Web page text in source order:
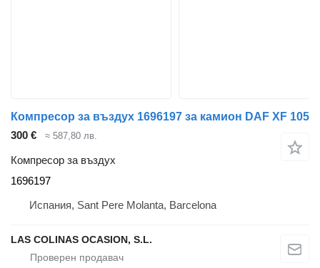
Компресор за въздух 1696197 за камион DAF XF 105
300 €
≈ 587,80 лв.
Компресор за въздух
1696197
Испания, Sant Pere Molanta, Barcelona
LAS COLINAS OCASION, S.L.